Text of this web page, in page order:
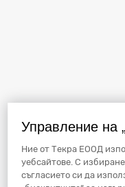
Управление на
Ние от Текра ЕООД
уебсайтове. С
съгласието си да